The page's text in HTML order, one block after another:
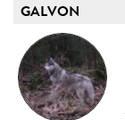
GALVON